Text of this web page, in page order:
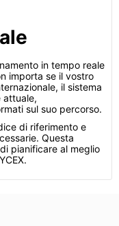
in tempo reale
importa se il vostro
il sistema
attuale,
sul suo percorso.
di riferimento e
Questa
pianificare al meglio